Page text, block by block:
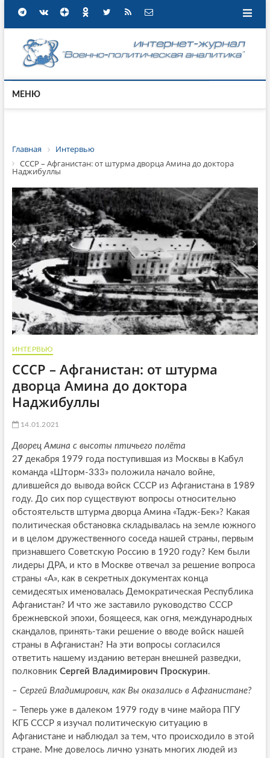
МЕНЮ
Главная
Интервью
СССР – Афганистан: от штурма дворца Амина до доктора
Наджибуллы
ИНТЕРВЬЮ
СССР – Афганистан: от штурма
дворца Амина до доктора
Наджибуллы
14.01.2021
Дворец Амина с высоты птичьего полёта
27 декабря 1979 года поступившая из Москвы в Кабул
команда «Шторм-333» положила начало войне,
длившейся до вывода войск СССР из Афганистана в 1989
году. До сих пор существуют вопросы относительно
обстоятельств штурма дворца Амина «Тадж-Бек»? Какая
политическая обстановка складывалась на земле южного
и в целом дружественного соседа нашей страны, первым
признавшего Советскую Россию в 1920 году? Кем были
лидеры ДРА, и кто в Москве отвечал за решение вопроса
страны «А», как в секретных документах конца
семидесятых именовалась Демократическая Республика
Афганистан? И что же заставило руководство СССР
брежневской эпохи, боящееся, как огня, международных
скандалов, принять-таки решение о вводе войск нашей
страны в Афганистан? На эти вопросы согласился
ответить нашему изданию ветеран внешней разведки,
полковник Сергей Владимирович Проскурин.
– Сергей Владимирович, как Вы оказались в Афганистане?
–
Теперь уже в далеком 1979 году в чине майора ПГУ
КГБ СССР я изучал политическую ситуацию в
Афганистане и наблюдал за тем, что происходило в этой
стране. Мне довелось лично узнать многих людей из